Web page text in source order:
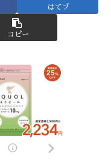
はてブ
コピー